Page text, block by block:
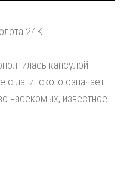
24К
капсулой
с латинского означает
насекомых, известное